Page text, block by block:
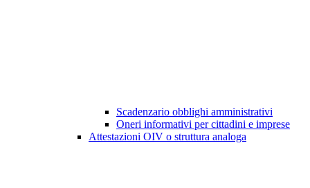
Scadenzario obblighi amministrativi
Oneri informativi per cittadini e imprese
Attestazioni OIV o struttura analoga